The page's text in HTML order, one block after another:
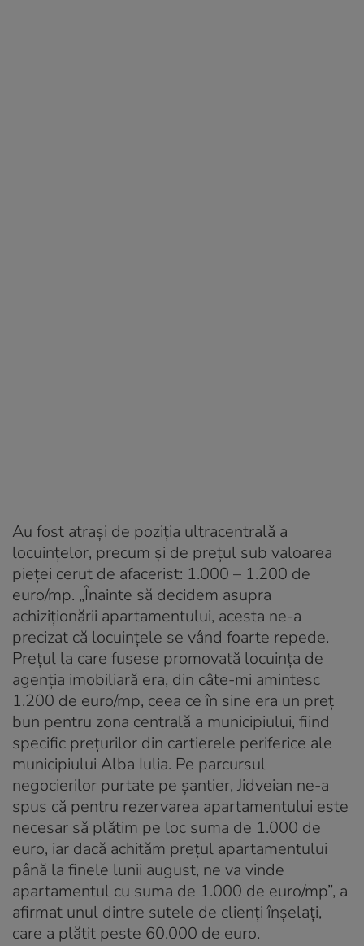
Au fost atrași de poziția ultracentrală a
locuințelor, precum și de prețul sub valoarea
pieței cerut de afacerist: 1.000 – 1.200 de
euro/mp. „Înainte să decidem asupra
achiziţionării apartamentului, acesta ne-a
precizat că locuinţele se vând foarte repede.
Preţul la care fusese promovată locuinţa de
agenţia imobiliară era, din câte-mi amintesc
1.200 de euro/mp, ceea ce în sine era un preţ
bun pentru zona centrală a municipiului, fiind
specific preţurilor din cartierele periferice ale
municipiului Alba Iulia. Pe parcursul
negocierilor purtate pe şantier, Jidveian ne-a
spus că pentru rezervarea apartamentului este
necesar să plătim pe loc suma de 1.000 de
euro, iar dacă achităm preţul apartamentului
până la finele lunii august, ne va vinde
apartamentul cu suma de 1.000 de euro/mp”, a
afirmat unul dintre sutele de clienți înșelați,
care a plătit peste 60.000 de euro.